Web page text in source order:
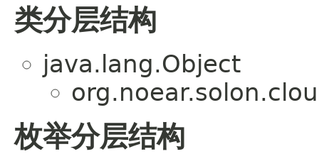
类分层结构
java.lang.Object
枚举分层结构